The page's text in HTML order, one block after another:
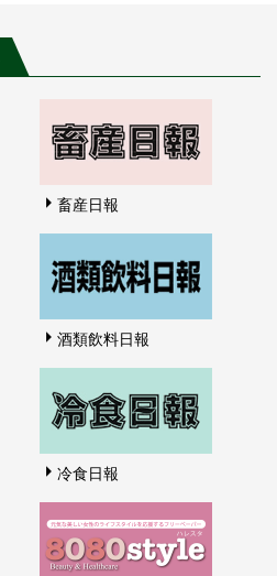
畜産日報
酒類飲料日報
冷食日報